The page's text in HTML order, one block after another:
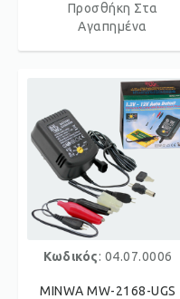
Προσθήκη Στα
Αγαπημένα
Κωδικός: 04.07.0006
MINWA MW-2168-UGS